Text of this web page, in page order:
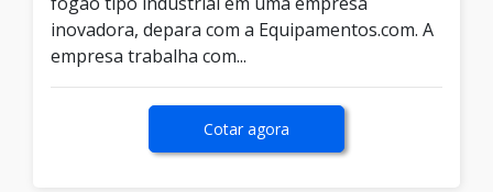
inovadora, depara com a Equipamentos.com. A
empresa trabalha com...
Cotar agora